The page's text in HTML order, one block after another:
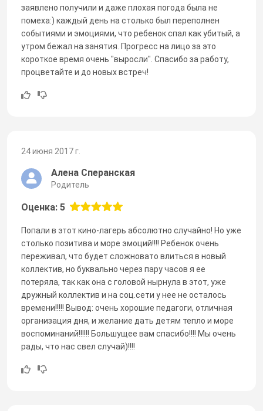
заявлено получили и даже плохая погода была не
помеха:) каждый день на столько был переполнен
событиями и эмоциями, что ребенок спал как убитый, а
утром бежал на занятия. Прогресс на лицо за это
короткое время очень "выросли". Спасибо за работу,
процветайте и до новых встреч!
24 июня 2017 г.
Алена Сперанская
Родитель
Оценка: 5
Попали в этот кино-лагерь абсолютно случайно! Но уже
столько позитива и море эмоций!!!! Ребенок очень
переживал, что будет сложновато влиться в новый
коллектив, но буквально через пару часов я ее
потеряла, так как она с головой нырнула в этот, уже
дружный коллектив и на соц.сети у нее не осталось
времени!!!!! Вывод: очень хорошие педагоги, отличная
организация дня, и желание дать детям тепло и море
воспоминаний!!!!!! Большущее вам спасибо!!!! Мы очень
рады, что нас свел случай)!!!!